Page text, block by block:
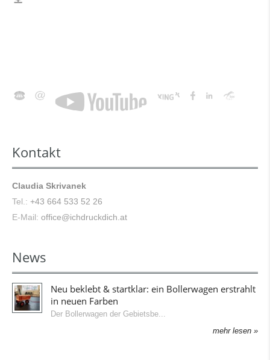
&
Kontakt
Claudia Skrivanek
Tel.: +43 664 533 52 26
E-Mail: office@ichdruckdich.at
News
Neu beklebt & startklar: ein Bollerwagen erstrahlt
in neuen Farben
Der Bollerwagen der Gebietsbe
mehr lesen »